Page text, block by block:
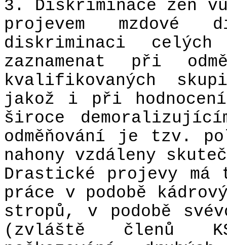
3. Diskriminace žen
projevem mzdové
diskriminaci
zaznamenat při
kvalifikovaných
jakož i při hodnocení
široce
odměňování je tzv.
nahony vzdáleny
Drastické projevy
práce v podobě
stropů, v podobě
(zvláště členů